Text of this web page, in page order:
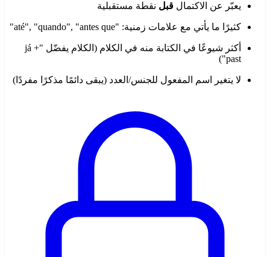
يعبّر عن الاكتمال قبل نقطة مستقبلية
كثيرًا ما يأتي مع علامات زمنية: "até", "quando", "antes que"
أكثر شيوعًا في الكتابة منه في الكلام (الكلام يفضّل "já +
past")
لا يتغير اسم المفعول للجنس/العدد (يبقى دائمًا مذكرًا مفردًا)